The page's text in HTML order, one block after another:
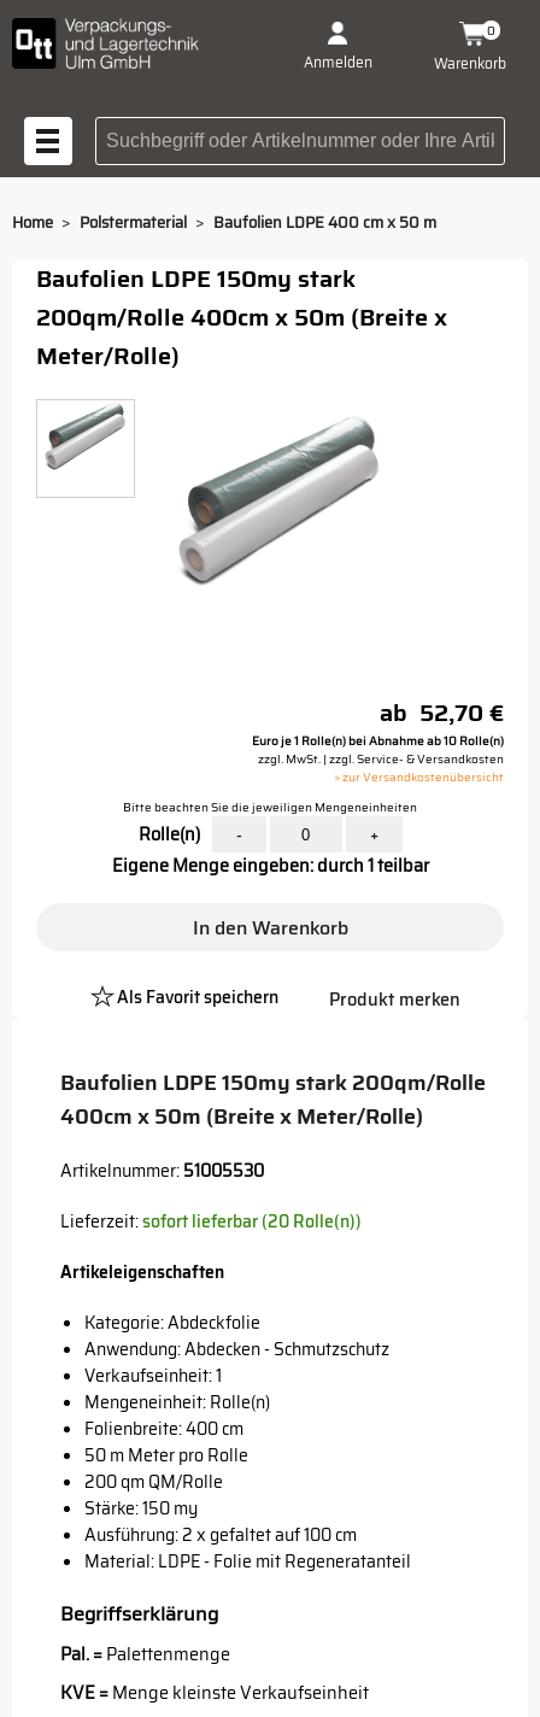
Anmelden Warenkorb
0
Suchbegriff oder
Home > Polstermaterial > Baufolien LDPE 400 cm x 50 m
Baufolien LDPE 150my stark 200qm/Rolle
400cm x 50m (Breite x Meter/Rolle)
Artikelnummer:51005530
Lieferzeit:sofort lieferbar (20 Rolle(n))
Artikeleigenschaften
Kategorie: Abdeckfolie
Anwendung: Abdecken - Schmutzschutz
Verkaufseinheit: 1
Mengeneinheit: Rolle(n)
Folienbreite: 400 cm
50 m Meter pro Rolle
200 qm QM/Rolle
Stärke: 150 my
Ausführung: 2 x gefaltet auf 100 cm
Material: LDPE - Folie mit Regeneratanteil
Begriffserklärung
Pal. =Palettenmenge
KVE =Menge kleinste Verkaufseinheit
Baufolien LDPE 150my stark
200qm/Rolle 400cm x 50m (Breite x
Meter/Rolle)
ab 52,70 €
Euro je 1 Rolle(n) bei Abnahme ab 10 Rolle(n)
zzgl. MwSt. | zzgl. Service- & Versandkosten
> zur Versandkostenübersicht
Bitte beachten Sie die jeweiligen Mengeneinheiten
Rolle(n) - +
Eigene Menge eingeben: durch 1 teilbar
In den Warenkorb
Als Favorit speichern
Platzhalter
Produkt merken